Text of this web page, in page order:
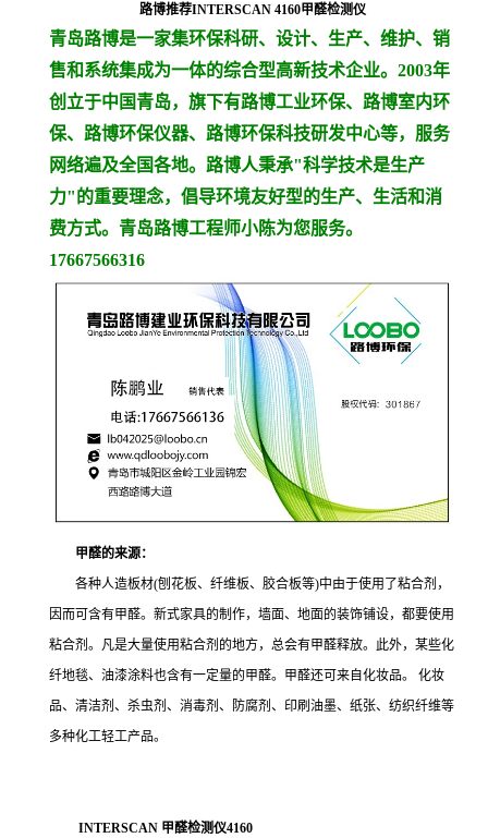
路博推荐INTERSCAN 4160甲醛检测仪
青岛路博是一家集环保科研、设计、生产、维护、销
售和系统集成为一体的综合型高新技术企业。2003年
创立于中国青岛，旗下有路博工业环保、路博室内环
保、路博环保仪器、路博环保科技研发中心等，服务
网络遍及全国各地。路博人秉承"科学技术是生产
力"的重要理念，倡导环境友好型的生产、生活和消
费方式。 青岛路博工程师小陈为您服务。
17667566316
甲醛的来源：
各种人造板材(刨花板、纤维板、胶合板等)中由于使用了粘合剂，
因而可含有甲醛。新式家具的制作，墙面、地面的装饰铺设，都要使用
粘合剂。凡是大量使用粘合剂的地方，总会有甲醛释放。此外，某些化
纤地毯、油漆涂料也含有一定量的甲醛。甲醛还可来自化妆品。 化妆
品、清洁剂、杀虫剂、消毒剂、防腐剂、印刷油墨、纸张、纺织纤维等
多种化工轻工产品。
INTERSCAN 甲醛检测仪4160